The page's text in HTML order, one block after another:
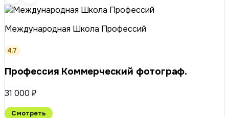
Международная Школа Профессий
4.7
Профессия Коммерческий фотограф.
31 000 ₽
Смотреть